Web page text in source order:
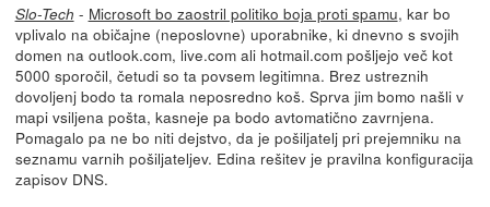
Slo-Tech - Microsoft bo zaostril politiko boja proti spamu, kar bo
vplivalo na običajne (neposlovne) uporabnike, ki dnevno s svojih
domen na outlook.com, live.com ali hotmail.com pošljejo več kot
5000 sporočil, četudi so ta povsem legitimna. Brez ustreznih
dovoljenj bodo ta romala neposredno koš. Sprva jim bomo našli v
mapi vsiljena pošta, kasneje pa bodo avtomatično zavrnjena.
Pomagalo pa ne bo niti dejstvo, da je pošiljatelj pri prejemniku na
seznamu varnih pošiljateljev. Edina rešitev je pravilna konfiguracija
zapisov DNS.